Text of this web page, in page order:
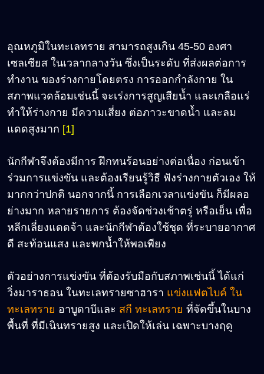
อุณหภูมิในทะเลทราย สามารถสูงเกิน 45-50 องศา
เซลเซียส ในเวลากลางวัน ซึ่งเป็นระดับ ที่ส่งผลต่อการ
ทำงาน ของร่างกายโดยตรง การออกกำลังกาย ใน
สภาพแวดล้อมเช่นนี้ จะเร่งการสูญเสียน้ำ และเกลือแร่
ทำให้ร่างกาย มีความเสี่ยง ต่อภาวะขาดน้ำ และลม
แดดสูงมาก [1]
นักกีฬาจึงต้องมีการ ฝึกทนร้อนอย่างต่อเนื่อง ก่อนเข้า
ร่วมการแข่งขัน และต้องเรียนรู้วิธี ฟังร่างกายตัวเอง ให้
มากกว่าปกติ นอกจากนี้ การเลือกเวลาแข่งขัน ก็มีผลอ
ย่างมาก หลายรายการ ต้องจัดช่วงเช้าตรู่ หรือเย็น เพื่อ
หลีกเลี่ยงแดดจ้า และนักกีฬาต้องใช้ชุด ที่ระบายอากาศ
ดี สะท้อนแสง และพกน้ำให้พอเพียง
ตัวอย่างการแข่งขัน ที่ต้องรับมือกับสภาพเช่นนี้ ได้แก่
วิ่งมาราธอน ในทะเลทรายซาฮารา แข่งแฟตไบค์ ใน
ทะเลทราย อาบูดาบีและ สกี ทะเลทราย ที่จัดขึ้นในบาง
พื้นที่ ที่มีเนินทรายสูง และเปิดให้เล่น เฉพาะบางฤดู